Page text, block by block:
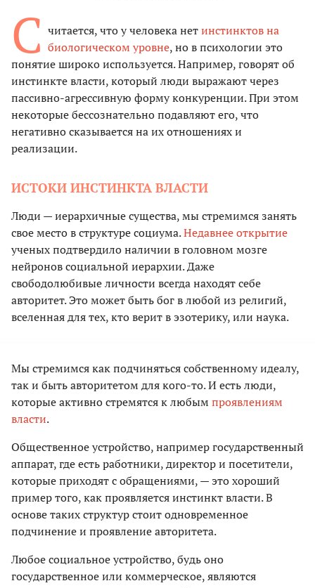
С читается, что у человека нетинстинктов на
биологическом уровне, но в психологии это
понятие широко используется. Например, говорят об
инстинкте власти, который люди выражают через
пассивно-агрессивную форму конкуренции. При этом
некоторые бессознательно подавляют его, что
негативно сказывается на их отношениях и
реализации.
ИСТОКИ ИНСТИНКТА ВЛАСТИ
Люди — иерархичные существа, мы стремимся занять
свое место в структуре социума.Недавнее открытие
ученых подтвердило наличии в головном мозге
нейронов социальной иерархии. Даже
свободолюбивые личности всегда находят себе
авторитет. Это может быть бог в любой из религий,
вселенная для тех, кто верит в эзотерику, или наука.
Мы стремимся как подчиняться собственному идеалу,
так и быть авторитетом для кого-то. И есть люди,
которые активно стремятся к любымпроявлениям
власти.
Общественное устройство, например государственный
аппарат, где есть работники, директор и посетители,
которые приходят с обращениями, — это хороший
пример того, как проявляется инстинкт власти. В
основе таких структур стоит одновременное
подчинение и проявление авторитета.
Любое социальное устройство, будь оно
государственное или коммерческое, являются